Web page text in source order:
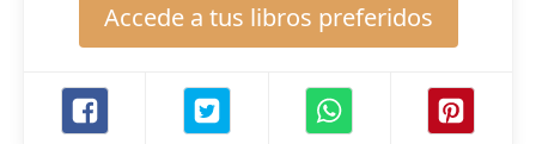
Accede a tus libros preferidos